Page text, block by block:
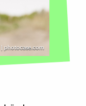
photocase.com